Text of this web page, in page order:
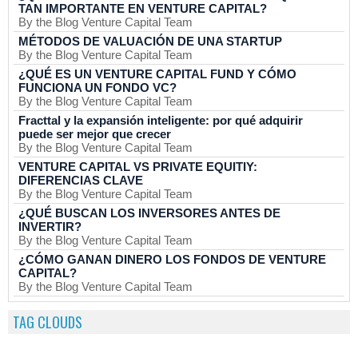
TAN IMPORTANTE EN VENTURE CAPITAL?
By the Blog Venture Capital Team
MÉTODOS DE VALUACIÓN DE UNA STARTUP
By the Blog Venture Capital Team
¿QUÉ ES UN VENTURE CAPITAL FUND Y CÓMO
FUNCIONA UN FONDO VC?
By the Blog Venture Capital Team
Fracttal y la expansión inteligente: por qué adquirir
puede ser mejor que crecer
By the Blog Venture Capital Team
VENTURE CAPITAL VS PRIVATE EQUITIY:
DIFERENCIAS CLAVE
By the Blog Venture Capital Team
¿QUÉ BUSCAN LOS INVERSORES ANTES DE
INVERTIR?
By the Blog Venture Capital Team
¿CÓMO GANAN DINERO LOS FONDOS DE VENTURE
CAPITAL?
By the Blog Venture Capital Team
TAG CLOUDS